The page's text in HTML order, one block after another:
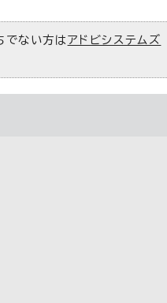
でない方は アドビシステムズ